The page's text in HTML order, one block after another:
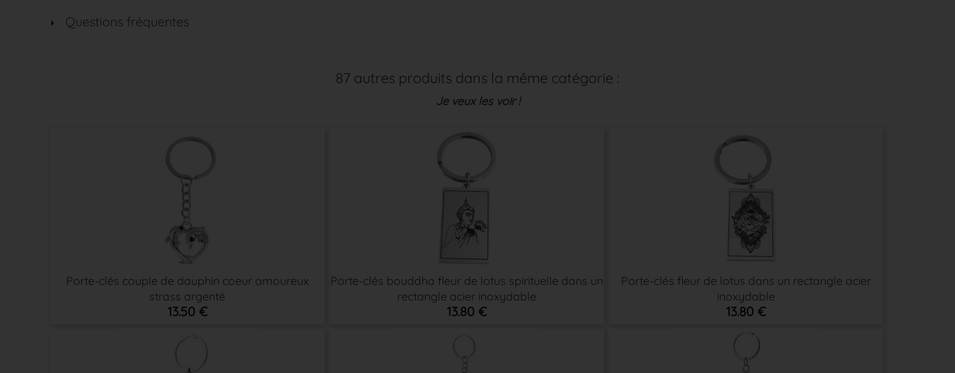
Questions fréquentes
87 autres produits dans la même catégorie :
Je veux les voir !
Porte-clés couple de dauphin coeur amoureux
strass argenté
13.50 €
Porte-clés bouddha fleur de lotus spirituelle dans un
rectangle acier inoxydable
13.80 €
Porte-clés fleur de lotus dans un rectangle acier
inoxydable
13.80 €